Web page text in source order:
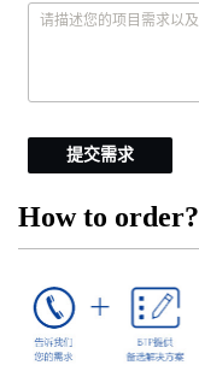
提交需求
How to order?